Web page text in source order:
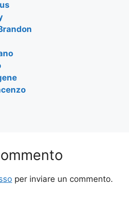
per inviare un commento.